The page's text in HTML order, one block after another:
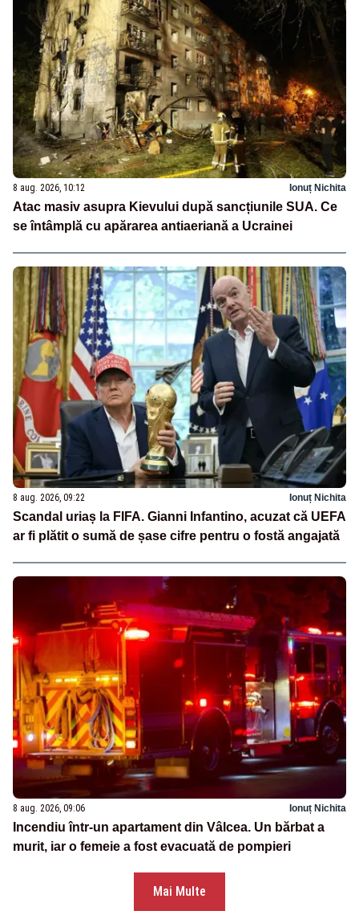
8 aug. 2026, 10:12 Ionuț Nichita
Atac masiv asupra Kievului după sancțiunile SUA. Ce
se întâmplă cu apărarea antiaeriană a Ucrainei
8 aug. 2026, 09:22 Ionuț Nichita
Scandal uriaș la FIFA. Gianni Infantino, acuzat că UEFA
ar fi plătit o sumă de șase cifre pentru o fostă angajată
8 aug. 2026, 09:06 Ionuț Nichita
Incendiu într-un apartament din Vâlcea. Un bărbat a
murit, iar o femeie a fost evacuată de pompieri
Mai Multe